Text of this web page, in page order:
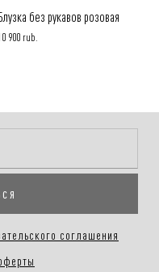
без рукавов розовая
900 rub.
соглашения